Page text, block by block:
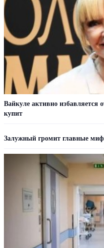
Вайкуле активно избавляется
купит
Залужный громит главные